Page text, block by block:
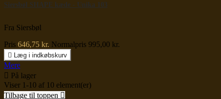
Siersbøl SHAPE kæde - Unika 103
Fra Siersbøl
Pris 646,75 kr. Normalpris 995,00 kr.
 Læg i indkøbskurv
Mere
 På lager
Viser 1-10 af 10 element(er)
Tilbage til toppen 